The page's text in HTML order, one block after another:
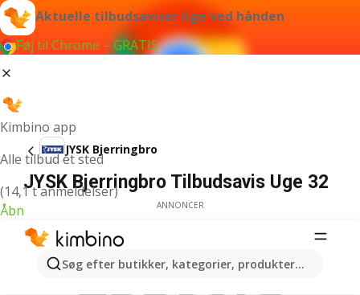
Aktuelle tilbudsaviser lige ved hånden
Føj til Chrome – GRATIS
Kimbino app
Alle tilbud ét sted
(14,1 t anmeldelser)
Åbn
Søg efter butikker, kategorier, produkter...
JYSK Bjerringbro
JYSK Bjerringbro Tilbudsavis Uge 32
ANNONCER